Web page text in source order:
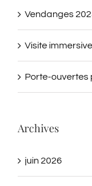
Vendanges
Visite immersive
Porte-ouvertes
Archives
juin 2026